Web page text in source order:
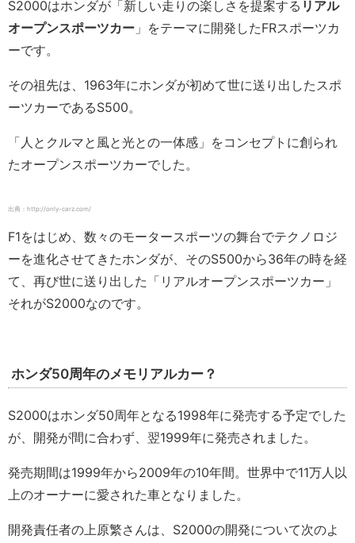
S2000はホンダが「新しい走りの楽しさを提案する リアル
オープンスポーツカー 」をテーマに開発したFRスポーツカ
ーです。
その祖先は、1963年にホンダが初めて世に送り出したスポ
ーツカーであるS500。
「人とクルマと風と光との一体感」をコンセプトに創られ
たオープンスポーツカーでした。
出典：http://only-carz.com/
F1をはじめ、数々のモータースポーツの舞台でテクノロジ
ーを進化させてきたホンダが、そのS500から36年の時を経
て、再び世に送り出した「リアルオープンスポーツカー」
それがS2000なのです。
ホンダ50周年のメモリアルカー？
S2000はホンダ50周年となる1998年に発売する予定でした
が、開発が間に合わず、翌1999年に発売されました。
発売期間は1999年から2009年の10年間。世界中で11万人以
上のオーナーに愛された車となりました。
開発責任者の上原繁さんは、S2000の開発について次のよ